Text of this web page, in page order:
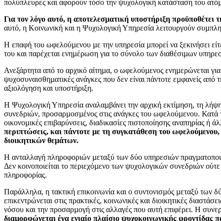
πολύπλευρες και αφορούν τόσο την ψυχολογική κατάσταση του
Για τον λόγο αυτό, η αποτελεσµατική υποστήριξη προϋποθέτει
αυτό, η Κοινωνική και η Ψυχολογική Υπηρεσία λειτουργούν
Η επαφή του ωφελούµενου µε την υπηρεσία µπορεί να ξεκινήσει
του και παρέχεται ενηµέρωση για το σύνολο των διαθέσιµων
Ανεξάρτητα από το αρχικό αίτηµα, ο ωφελούµενος ενηµερώνεται
ψυχοσυναισθηµατικές ανάγκες που δεν είναι πάντοτε εµφανείς
αξιολόγηση και υποστήριξη.
Η Ψυχολογική Υπηρεσία αναλαµβάνει την αρχική εκτίµηση, τη
συνεδριών, προσαρµοσµένος στις ανάγκες του ωφελούµενου. Κατά
οικονοµικές επιβαρύνσεις, διαδικασίες πιστοποίησης αναπηρίας ή
περιπτώσεις, και πάντοτε µε τη συγκατάθεση του
διοικητικών θεµάτων.
Η ανταλλαγή πληροφοριών µεταξύ των δύο υπηρεσιών
Δεν κοινοποιείται το περιεχόµενο των ψυχολογικών συνεδριών
πληροφορίας.
Παράλληλα, η τακτική επικοινωνία και ο συντονισµός µεταξύ των
επικεντρώνεται στις πρακτικές, κοινωνικές και διοικητικές
νόσου και την προσαρµογή στις αλλαγές που αυτή επιφέρει. Η
διαµορφώνεται ένα ενιαίο πλαίσιο ψυχοκοινωνικής φροντίδας